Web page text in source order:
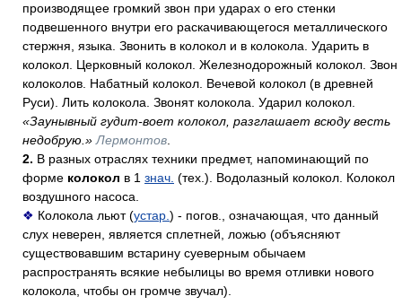
производящее громкий звон при ударах о его стенки
подвешенного внутри его раскачивающегося металлического
стержня, языка. Звонить в колокол и в колокола. Ударить в
колокол. Церковный колокол. Железнодорожный колокол. Звон
колоколов. Набатный колокол. Вечевой колокол (в древней
Руси). Лить колокола. Звонят колокола. Ударил колокол.
«Заунывный гудит-воет колокол, разглашает всюду весть
недобрую.» Лермонтов
2. В разных отраслях техники предмет, напоминающий по
форме колокол в 1 знач. (тех.). Водолазный колокол. Колокол
воздушного насоса.
❖ Колокола льют (устар. ) - погов., означающая, что данный
слух неверен, является сплетней, ложью (объясняют
существовавшим встарину суеверным обычаем
распространять всякие небылицы во время отливки нового
колокола, чтобы он громче звучал).